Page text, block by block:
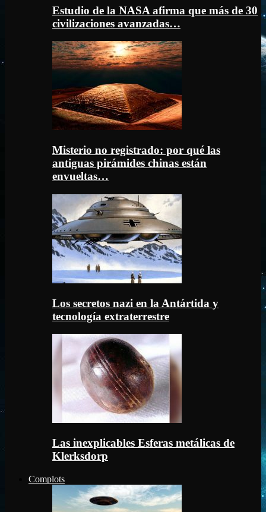
Estudio de la NASA afirma que más de 30
civilizaciones avanzadas…
Misterio no registrado: por qué las
antiguas pirámides chinas están
envueltas…
Los secretos nazi en la Antártida y
tecnología extraterrestre
Las inexplicables Esferas metálicas de
Klerksdorp
Complots